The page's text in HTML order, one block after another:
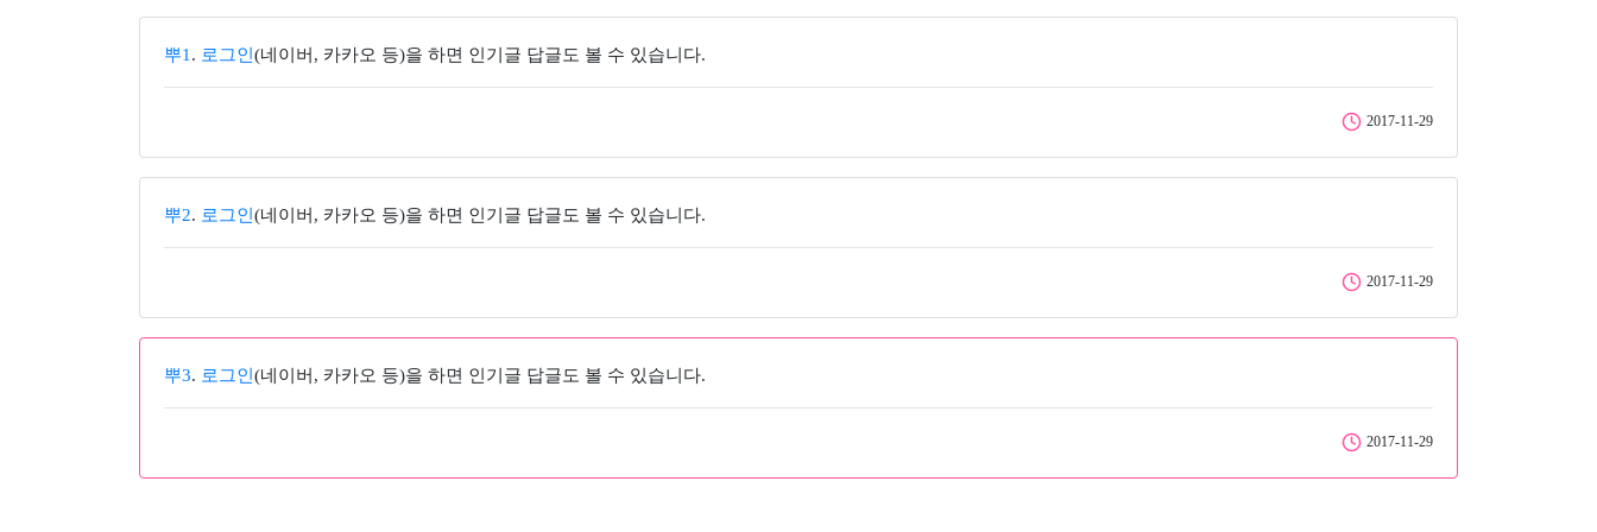
뿌1 . 로그인 (네이버, 카카오 등)을 하면 인기글 답글도 볼 수 있습니다.
2017-11-29
뿌2. 로그인 (네이버, 카카오 등)을 하면 인기글 답글도 볼 수 있습니다.
2017-11-29
뿌3. 로그인 (네이버, 카카오 등)을 하면 인기글 답글도 볼 수 있습니다.
2017-11-29